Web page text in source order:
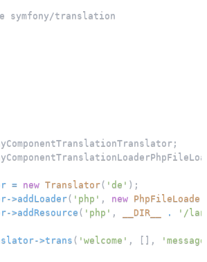
symfony/translation
;
= new Translator( 'de' ) ;
->addLoader( 'php' , new PhpFileLoader
->addResource ( 'php' , __DIR__ . '/
->trans ( 'welcome' , [ ] ,